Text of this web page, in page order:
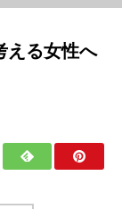
える女性へ